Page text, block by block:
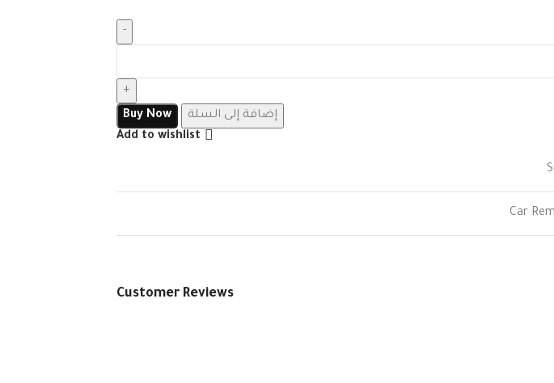
إضافة إلى السلة
Buy Now
Add to wishlist
Car
Customer Reviews